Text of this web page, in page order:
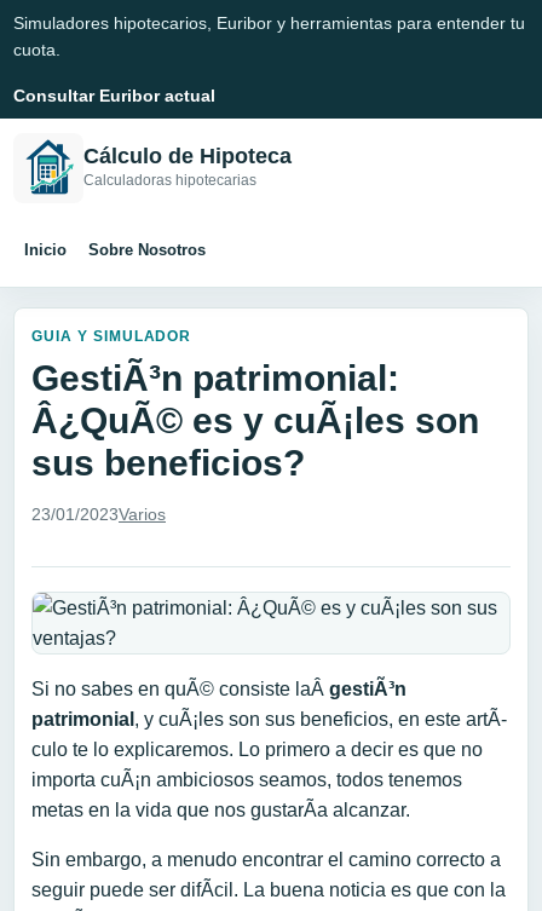
Simuladores hipotecarios, Euribor y herramientas para entender tu
cuota.
Consultar Euribor actual
Cálculo de Hipoteca
Calculadoras hipotecarias
Inicio Sobre Nosotros
GUIA Y SIMULADOR
GestiÃ³n patrimonial:
Â¿QuÃ© es y cuÃ¡les son
sus beneficios?
23/01/2023Varios
Si no sabes en quÃ© consiste laÂ gestiÃ³n
patrimonial , y cuÃ¡les son sus beneficios, en este artÃ­
culo te lo explicaremos. Lo primero a decir es que no
importa cuÃ¡n ambiciosos seamos, todos tenemos
metas en la vida que nos gustarÃ­a alcanzar.
Sin embargo, a menudo encontrar el camino correcto a
seguir puede ser difÃ­cil. La buena noticia es que con la